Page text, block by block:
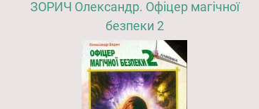
ЗОРИЧ Олександр. Офіцер магічної
безпеки 2